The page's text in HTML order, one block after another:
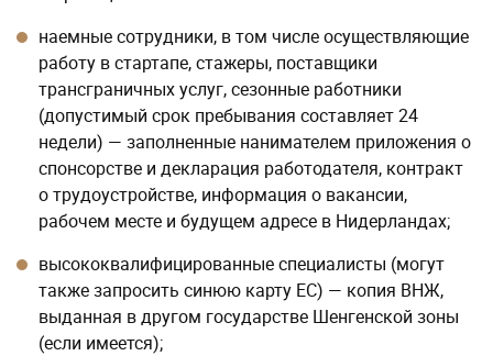
наемные сотрудники, в том числе осуществляющие
работу в стартапе, стажеры, поставщики
трансграничных услуг, сезонные работники
(допустимый срок пребывания составляет 24
недели) — заполненные нанимателем приложения о
спонсорстве и декларация работодателя, контракт
о трудоустройстве, информация о вакансии,
рабочем месте и будущем адресе в Нидерландах;
высококвалифицированные специалисты (могут
также запросить синюю карту ЕС) — копия ВНЖ,
выданная в другом государстве Шенгенской зоны
(если имеется);